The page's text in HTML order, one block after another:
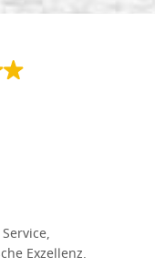
Exzellenz.